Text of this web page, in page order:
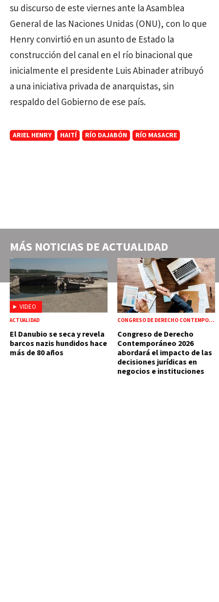
su discurso de este viernes ante la Asamblea
General de las Naciones Unidas (ONU), con lo que
Henry convirtió en un asunto de Estado la
construcción del canal en el río binacional que
inicialmente el presidente Luis Abinader atribuyó
a una iniciativa privada de anarquistas, sin
respaldo del Gobierno de ese país.
ARIEL HENRY HAITÍ RÍO DAJABÓN RÍO MASACRE
MÁS NOTICIAS DEACTUALIDAD
VIDEO
ACTUALIDAD
El Danubio se seca y revela
barcos nazis hundidos hace
más de 80 años
CONGRESO DE DERECHO CONTEMPORÁNEO 2026
Congreso de Derecho
Contemporáneo 2026
abordará el impacto de las
decisiones jurídicas en
negocios e instituciones